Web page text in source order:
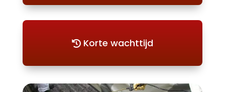
Korte wachttijd